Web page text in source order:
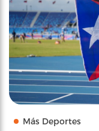
Más Deportes